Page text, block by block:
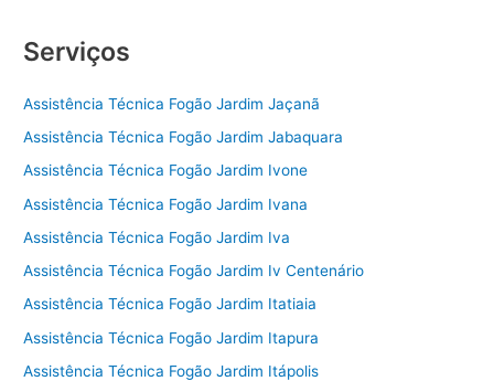
Serviços
Assistência Técnica Fogão Jardim Jaçanã
Assistência Técnica Fogão Jardim Jabaquara
Assistência Técnica Fogão Jardim Ivone
Assistência Técnica Fogão Jardim Ivana
Assistência Técnica Fogão Jardim Iva
Assistência Técnica Fogão Jardim Iv Centenário
Assistência Técnica Fogão Jardim Itatiaia
Assistência Técnica Fogão Jardim Itapura
Assistência Técnica Fogão Jardim Itápolis